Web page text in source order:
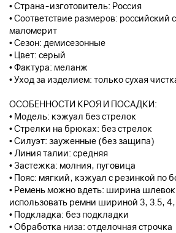
• Страна-изготовитель: Россия
• Соответствие размеров: российский
маломерит
• Сезон: демисезонные
• Цвет: серый
• Фактура: меланж
• Уход за изделием: только сухая
ОСОБЕННОСТИ КРОЯ И ПОСАДКИ:
• Модель: кэжуал без стрелок
• Стрелки на брюках: без стрелок
• Силуэт: зауженные (без защипа)
• Линия талии: средняя
• Застежка: молния, пуговица
• Пояс: мягкий, кэжуал с резинкой по
• Ремень можно вдеть: ширина шлевок
использовать ремни шириной 3, 3.5, 4,
• Подкладка: без подкладки
• Обработка низа: отделочная строчка